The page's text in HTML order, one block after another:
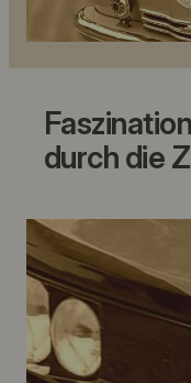
durch die